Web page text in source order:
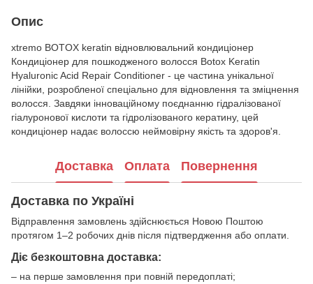
Опис
xtremo BOTOX keratin відновлювальний кондиціонер
Кондиціонер для пошкодженого волосся Botox Keratin
Hyaluronic Acid Repair Conditioner - це частина унікальної
лінійки, розробленої спеціально для відновлення та зміцнення
волосся. Завдяки інноваційному поєднанню гідралізованої
гіалуронової кислоти та гідролізованого кератину, цей
кондиціонер надає волоссю неймовірну якість та здоров'я.
Доставка Оплата Повернення
Доставка по Україні
Відправлення замовлень здійснюється Новою Поштою
протягом 1–2 робочих днів після підтвердження або оплати.
Діє безкоштовна доставка:
– на перше замовлення при повній передоплаті;